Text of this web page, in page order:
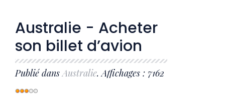
Australie - Acheter
son billet d’avion
Publié dans Australie. Affichages : 7162
Vote